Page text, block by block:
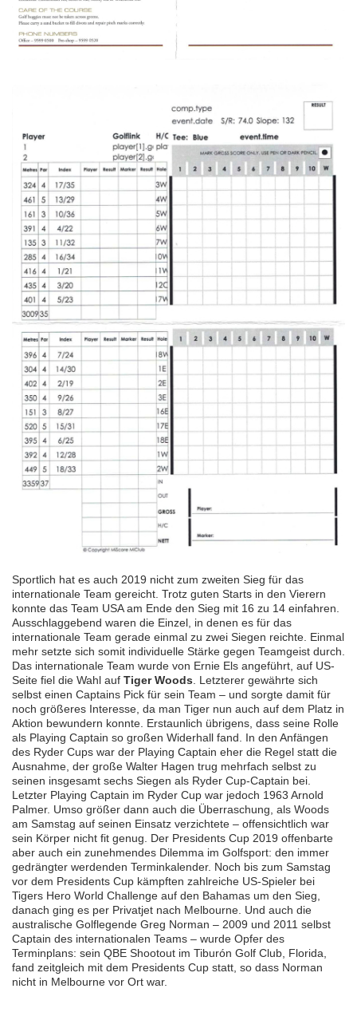
Sportlich hat es auch 2019 nicht zum zweiten Sieg für das
internationale Team gereicht. Trotz guten Starts in den Vierern
konnte das Team USA am Ende den Sieg mit 16 zu 14 einfahren.
Ausschlaggebend waren die Einzel, in denen es für das
internationale Team gerade einmal zu zwei Siegen reichte. Einmal
mehr setzte sich somit individuelle Stärke gegen Teamgeist durch.
Das internationale Team wurde von Ernie Els angeführt, auf US-
Seite fiel die Wahl auf Tiger Woods. Letzterer gewährte sich
selbst einen Captains Pick für sein Team – und sorgte damit für
noch größeres Interesse, da man Tiger nun auch auf dem Platz in
Aktion bewundern konnte. Erstaunlich übrigens, dass seine Rolle
als Playing Captain so großen Widerhall fand. In den Anfängen
des Ryder Cups war der Playing Captain eher die Regel statt die
Ausnahme, der große Walter Hagen trug mehrfach selbst zu
seinen insgesamt sechs Siegen als Ryder Cup-Captain bei.
Letzter Playing Captain im Ryder Cup war jedoch 1963 Arnold
Palmer. Umso größer dann auch die Überraschung, als Woods
am Samstag auf seinen Einsatz verzichtete – offensichtlich war
sein Körper nicht fit genug. Der Presidents Cup 2019 offenbarte
aber auch ein zunehmendes Dilemma im Golfsport: den immer
gedrängter werdenden Terminkalender. Noch bis zum Samstag
vor dem Presidents Cup kämpften zahlreiche US-Spieler bei
Tigers Hero World Challenge auf den Bahamas um den Sieg,
danach ging es per Privatjet nach Melbourne. Und auch die
australische Golflegende Greg Norman – 2009 und 2011 selbst
Captain des internationalen Teams – wurde Opfer des
Terminplans: sein QBE Shootout im Tiburón Golf Club, Florida,
fand zeitgleich mit dem Presidents Cup statt, so dass Norman
nicht in Melbourne vor Ort war.